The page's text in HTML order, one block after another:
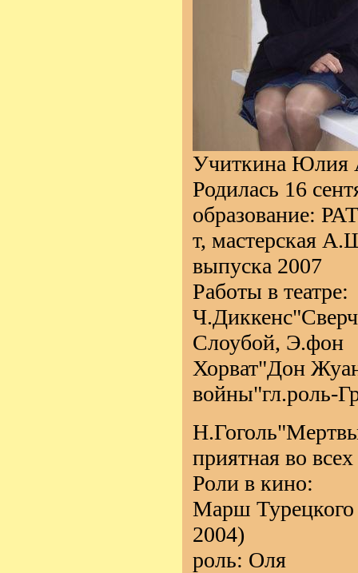
Учиткина Юлия
Родилась 16
образование:
т, мастерская
выпуска 2007
Работы в театре:
Слоубой, Э.фон
Хорват"Дон
войны"гл.роль-
приятная во
Роли в кино:
Марш Турецкого
2004)
роль: Оля